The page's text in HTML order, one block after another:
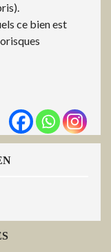
ce bien est